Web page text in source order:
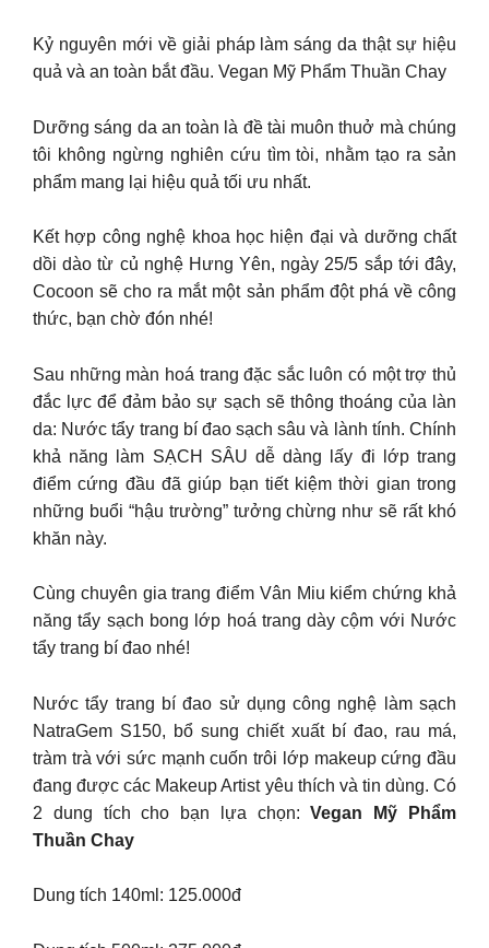
Kỷ nguyên mới về giải pháp làm sáng da thật sự hiệu
quả và an toàn bắt đầu. Vegan Mỹ Phẩm Thuần Chay
Dưỡng sáng da an toàn là đề tài muôn thuở mà chúng
tôi không ngừng nghiên cứu tìm tòi, nhằm tạo ra sản
phẩm mang lại hiệu quả tối ưu nhất.
Kết hợp công nghệ khoa học hiện đại và dưỡng chất
dồi dào từ củ nghệ Hưng Yên, ngày 25/5 sắp tới đây,
Cocoon sẽ cho ra mắt một sản phẩm đột phá về công
thức, bạn chờ đón nhé!
Sau những màn hoá trang đặc sắc luôn có một trợ thủ
đắc lực để đảm bảo sự sạch sẽ thông thoáng của làn
da: Nước tẩy trang bí đao sạch sâu và lành tính. Chính
khả năng làm SẠCH SÂU dễ dàng lấy đi lớp trang
điểm cứng đầu đã giúp bạn tiết kiệm thời gian trong
những buổi “hậu trường” tưởng chừng như sẽ rất khó
khăn này.
Cùng chuyên gia trang điểm Vân Miu kiểm chứng khả
năng tẩy sạch bong lớp hoá trang dày cộm với Nước
tẩy trang bí đao nhé!
Nước tẩy trang bí đao sử dụng công nghệ làm sạch
NatraGem S150, bổ sung chiết xuất bí đao, rau má,
tràm trà với sức mạnh cuốn trôi lớp makeup cứng đầu
đang được các Makeup Artist yêu thích và tin dùng. Có
2 dung tích cho bạn lựa chọn:Vegan Mỹ Phẩm
Thuần Chay
Dung tích 140ml: 125.000đ